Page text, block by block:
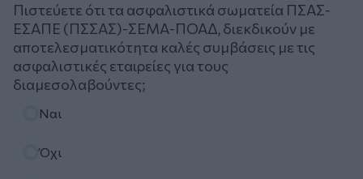
Πιστεύετε ότι τα ασφαλιστικά σωματεία ΠΣΑΣ-
ΕΣΑΠΕ (ΠΣΣΑΣ)-ΣΕΜΑ-ΠΟΑΔ, διεκδικούν με
αποτελεσματικότητα καλές συμβάσεις με τις
ασφαλιστικές εταιρείες για τους
διαμεσολαβούντες;
Ναι
Όχι